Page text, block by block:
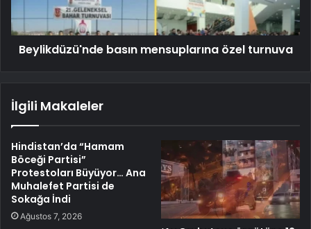
Beylikdüzü'nde basın mensuplarına özel turnuva
İlgili Makaleler
Hindistan’da “Hamam
Böceği Partisi”
Protestoları Büyüyor… Ana
Muhalefet Partisi de
Sokağa İndi
Ağustos 7, 2026